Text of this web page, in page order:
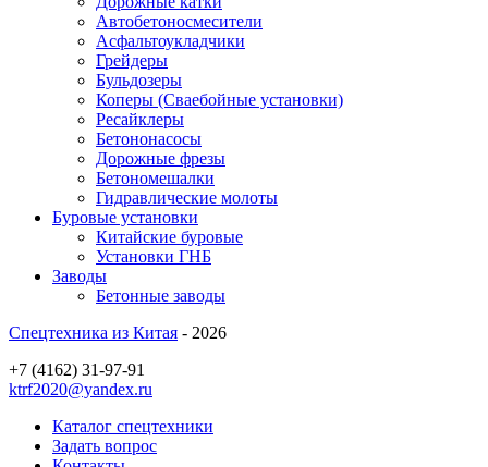
Автобетоносмесители
Асфальтоукладчики
Грейдеры
Бульдозеры
Коперы (Сваебойные установки)
Ресайклеры
Бетононасосы
Дорожные фрезы
Бетономешалки
Гидравлические молоты
Буровые установки
Китайские буровые
Установки ГНБ
Заводы
Бетонные заводы
Спецтехника из Китая - 2026
+7 (4162) 31-97-91
ktrf2020@yandex.ru
Каталог спецтехники
Задать вопрос